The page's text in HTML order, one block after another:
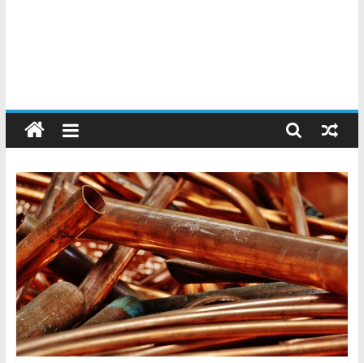
Chatarreros
–
Precio
de
Chatarra
Directorio
de